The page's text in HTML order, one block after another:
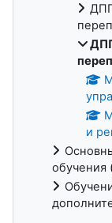
и
обучения